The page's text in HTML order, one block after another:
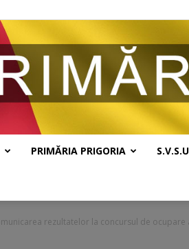
PRIMĂRIA PRIGORIA
rezultatelor la concursul de ocupare